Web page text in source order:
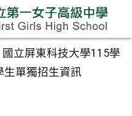
國立屏東科技大學115學
生單獨招生資訊